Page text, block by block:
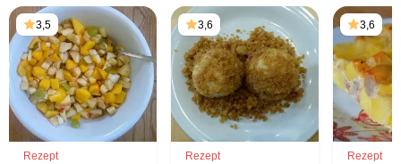
3,5
Rezept
3,6
Rezept
3,6
Rezept